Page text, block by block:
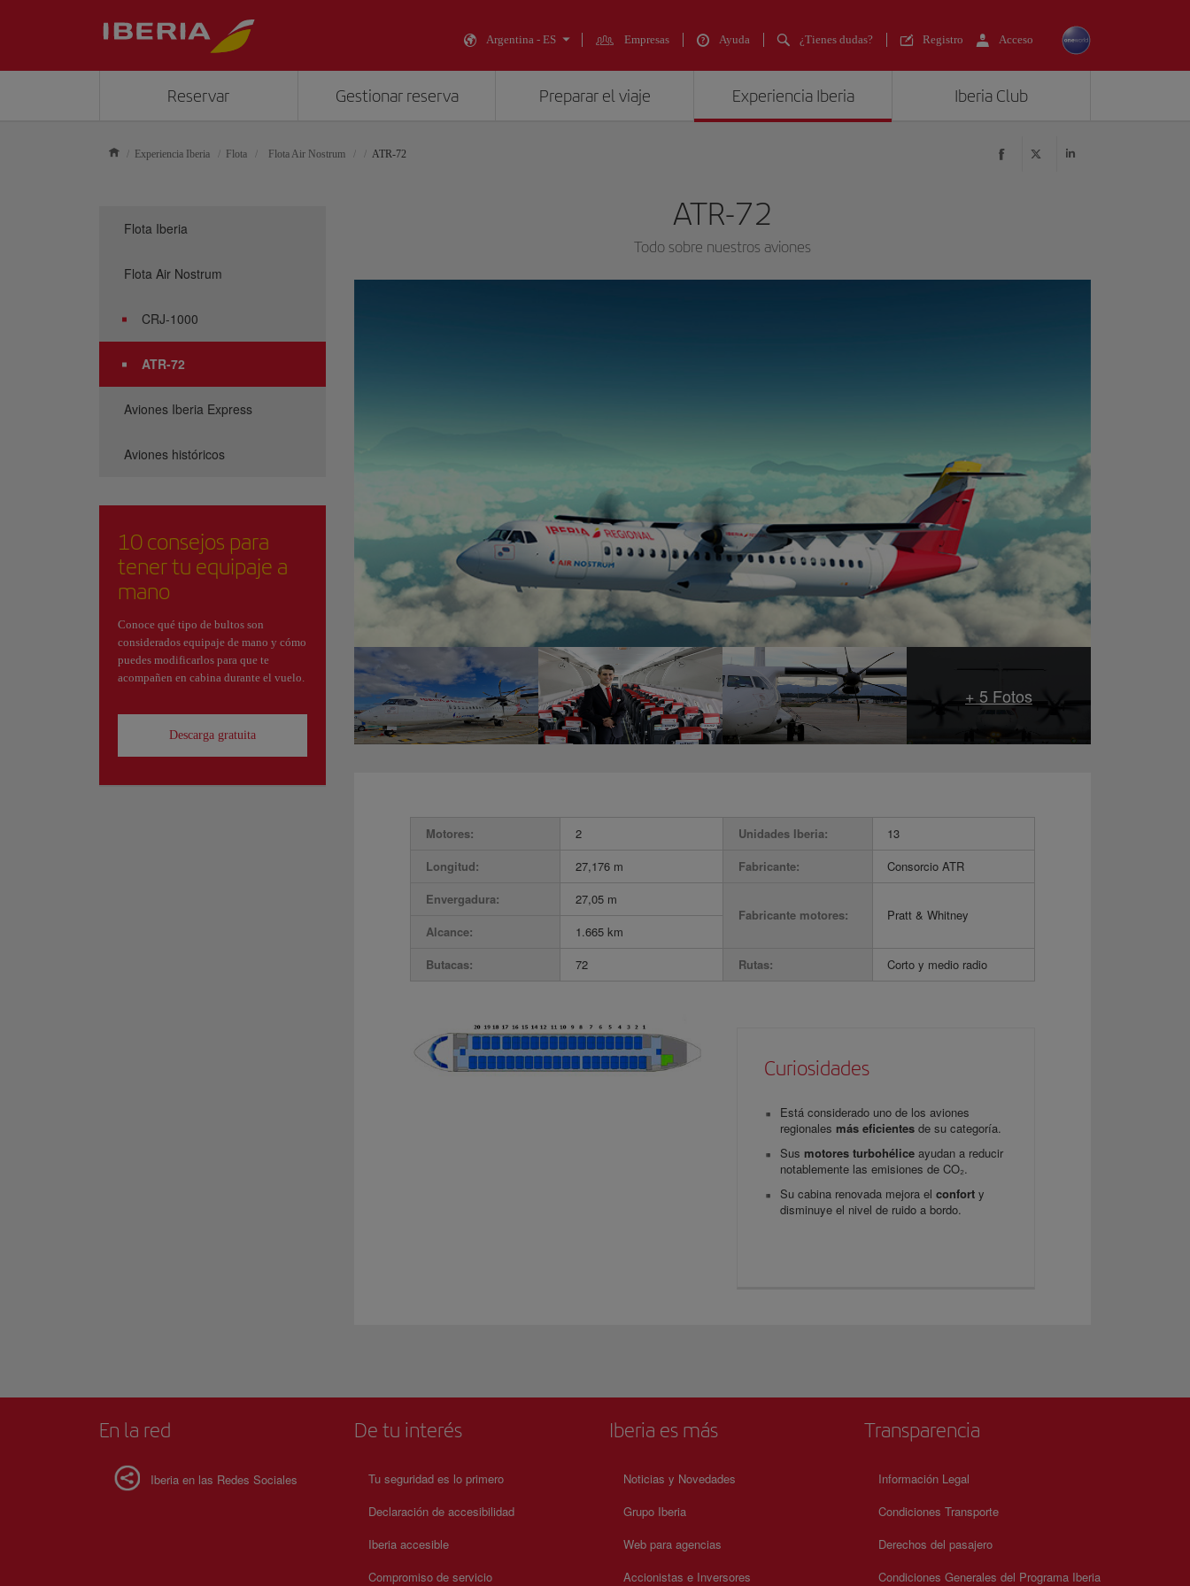
Argentina - ES Empresas Ayuda ¿Tienes dudas? Registro Acceso
Reservar Gestionar reserva Preparar el viaje Experiencia Iberia Iberia Club
Experiencia Iberia Flota Flota Air Nostrum ATR-72
ATR-72
Todo sobre nuestros aviones
Motores: 2 Unidades Iberia:
13
Longitud:
27,176 m Fabricante:
Consorcio ATR
Envergadura:
27,05 m
Fabricante motores:
Pratt & Whitney
Alcance:
1.665 km
Butacas:
72 Rutas: Corto y medio radio
Curiosidades
Está considerado uno de los aviones
regionales más eficientes de su categoría.
Sus motores turbohélice ayudan a reducir
notablemente las emisiones de CO₂.
Su cabina renovada mejora el confort y
disminuye el nivel de ruido a bordo.
Flota Iberia
Flota Air Nostrum
CRJ-1000
ATR-72
Aviones Iberia Express
Aviones históricos
10 consejos para
tener tu equipaje a
mano
Conoce qué tipo de bultos son
considerados equipaje de mano y cómo
puedes modificarlos para que te
acompañen en cabina durante el vuelo.
Descarga gratuita
En la red
Iberia en las Redes Sociales
De tu interés
Tu seguridad es lo primero
Declaración de accesibilidad
Iberia accesible
Compromiso de servicio
Iberia es más
Noticias y Novedades
Grupo Iberia
Web para agencias
Accionistas e Inversores
Transparencia
Información Legal
Condiciones Transporte
Derechos del pasajero
Condiciones Generales del Programa Iberia